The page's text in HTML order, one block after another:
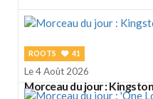
ROOTS 41
Le 4 Août 2026
Morceau du jour :